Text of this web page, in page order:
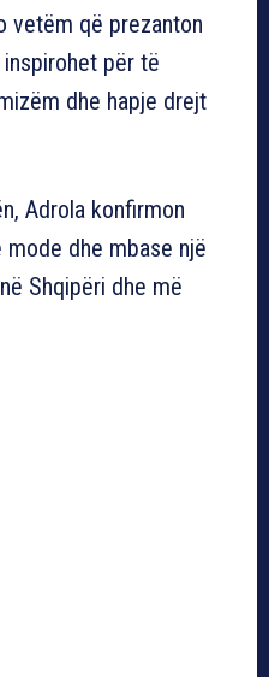
vetëm që prezanton
për të
dhe hapje drejt
Adrola konfirmon
dhe mbase një
Shqipëri dhe më